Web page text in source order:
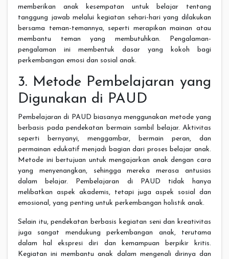
memberikan anak kesempatan untuk belajar tentang
tanggung jawab melalui kegiatan sehari-hari yang dilakukan
bersama teman-temannya, seperti merapikan mainan atau
membantu teman yang membutuhkan. Pengalaman-
pengalaman ini membentuk dasar yang kokoh bagi
perkembangan emosi dan sosial anak.
3. Metode Pembelajaran yang
Digunakan di PAUD
Pembelajaran di PAUD biasanya menggunakan metode yang
berbasis pada pendekatan bermain sambil belajar. Aktivitas
seperti bernyanyi, menggambar, bermain peran, dan
permainan edukatif menjadi bagian dari proses belajar anak.
Metode ini bertujuan untuk mengajarkan anak dengan cara
yang menyenangkan, sehingga mereka merasa antusias
dalam belajar. Pembelajaran di PAUD tidak hanya
melibatkan aspek akademis, tetapi juga aspek sosial dan
emosional, yang penting untuk perkembangan holistik anak.
Selain itu, pendekatan berbasis kegiatan seni dan kreativitas
juga sangat mendukung perkembangan anak, terutama
dalam hal ekspresi diri dan kemampuan berpikir kritis.
Kegiatan ini membantu anak dalam mengenali dirinya dan